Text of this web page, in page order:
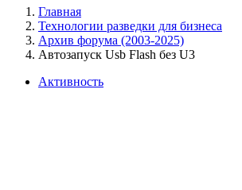
Главная
Технологии разведки для бизнеса
Архив форума (2003-2025)
Автозапуск Usb Flash без U3
Активность